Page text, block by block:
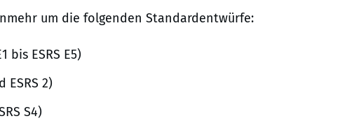
um die folgenden Standardentwürfe:
bis ESRS E5)
ESRS 2)
S4)